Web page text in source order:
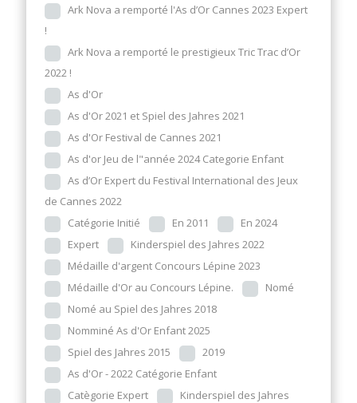
Ark Nova a remporté l'As d’Or Cannes 2023 Expert
!
Ark Nova a remporté le prestigieux Tric Trac d’Or
2022 !
As d'Or
As d'Or 2021 et Spiel des Jahres 2021
As d'Or Festival de Cannes 2021
As d'or Jeu de l"année 2024 Categorie Enfant
As d’Or Expert du Festival International des Jeux
de Cannes 2022
Catégorie Initié
En 2011
En 2024
Expert
Kinderspiel des Jahres 2022
Médaille d'argent Concours Lépine 2023
Médaille d'Or au Concours Lépine.
Nomé
Nomé au Spiel des Jahres 2018
Nomminé As d'Or Enfant 2025
Spiel des Jahres 2015
2019
As d'Or - 2022 Catégorie Enfant
Catègorie Expert
Kinderspiel des Jahres